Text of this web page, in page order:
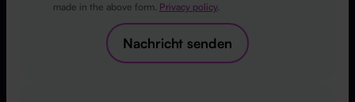
made in the above form. Privacy policy.
Nachricht senden